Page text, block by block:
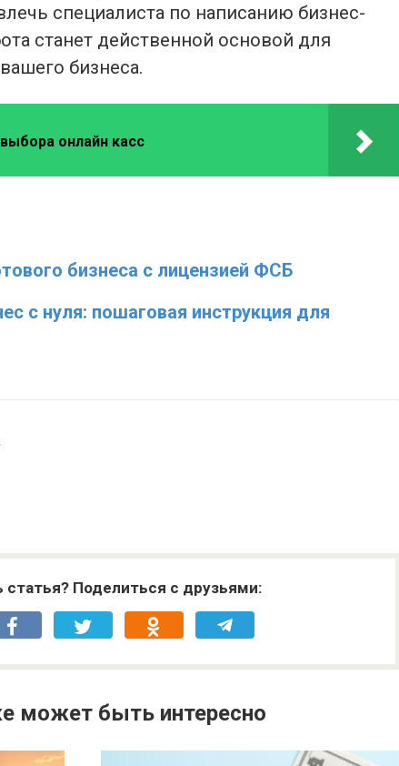
специалиста по написанию бизнес-
станет действенной основой для
бизнеса.
онлайн касс
бизнеса с лицензией ФСБ
с нуля: пошаговая инструкция для
статья? Поделиться с друзьями:
может быть интересно